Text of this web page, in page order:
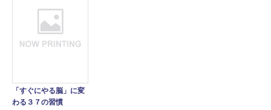
「すぐにやる脳」に変
わる３７の習慣